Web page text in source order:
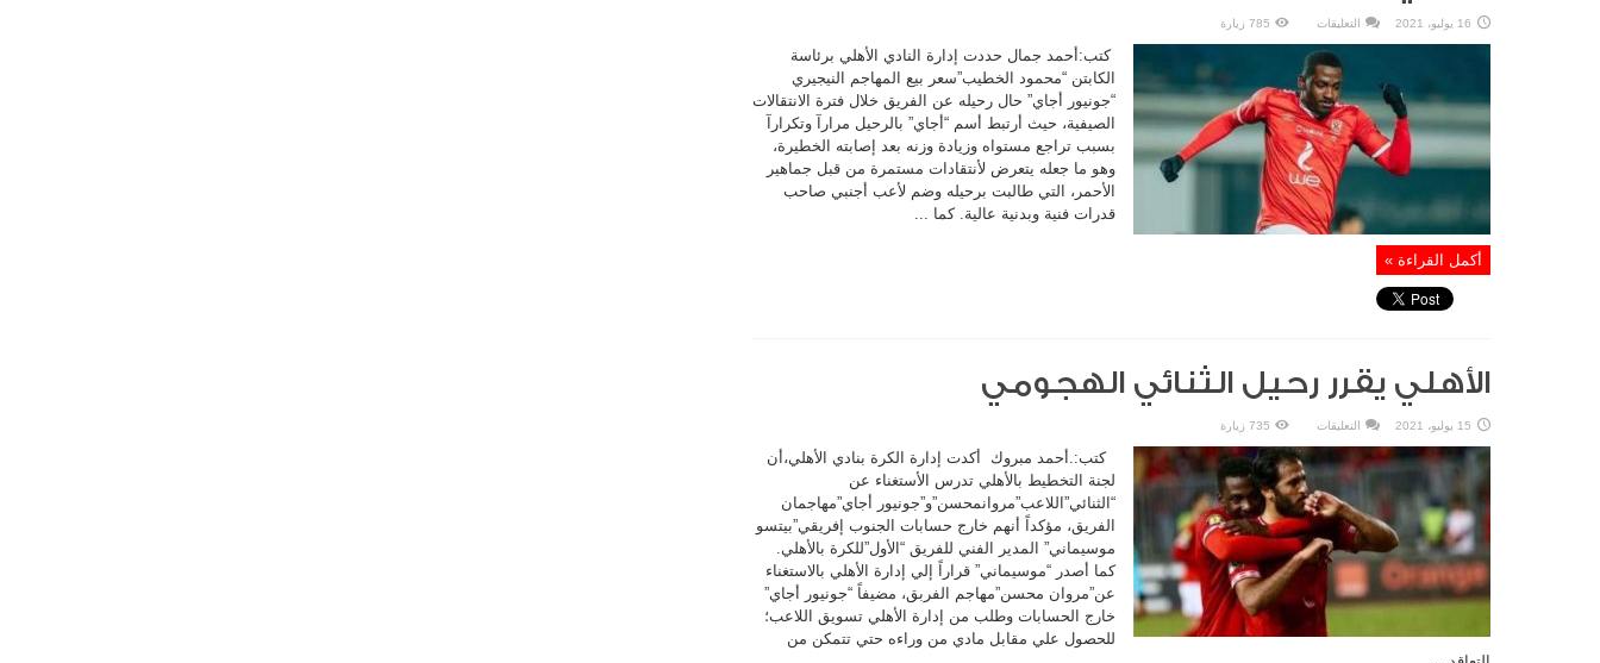
16 يوليو، 2021 التعليقات
يحدد
سعر
نجم
الفريق
مغلقة
785 زيارة
كتب:أحمد جمال حددت إدارة النادي الأهلي برئاسة
الكابتن “محمود الخطيب”سعر بيع المهاجم النيجيري
“جونيور أجاي” حال رحيله عن الفريق خلال فترة الانتقالات
الصيفية، حيث أرتبط أسم “أجاي” بالرحيل مرارآ وتكرارآ
بسبب تراجع مستواه وزيادة وزنه بعد إصابته الخطيرة،
وهو ما جعله يتعرض لأنتقادات مستمرة من قبل جماهير
الأحمر، التي طالبت برحيله وضم لأعب أجنبي صاحب
قدرات فنية وبدنية عالية. كما ...
أكمل القراءة »
الأهلي يقرر رحيل الثنائي الهجومي
15 يوليو، 2021 التعليقات
يقرر
رحيل
الثنائي
الهجومي
مغلقة
735 زيارة
كتب:.أحمد مبروك أكدت إدارة الكرة بنادي الأهلي،أن
لجنة التخطيط بالأهلي تدرس الأستغناء عن
“الثنائي”اللاعب”مروانمحسن”و”جونيور أجاي”مهاجمان
الفريق، مؤكداً أنهم خارج حسابات الجنوب إفريقي”بيتسو
موسيماني” المدير الفني للفريق “الأول”للكرة بالأهلي.
كما أصدر “موسيماني” قراراً إلي إدارة الأهلي بالاستغناء
عن”مروان محسن”مهاجم الفربق، مضيفاً “جونيور أجاي”
خارج الحسابات وطلب من إدارة الأهلي تسويق اللاعب؛
للحصول علي مقابل مادي من وراءه حتي تتمكن من